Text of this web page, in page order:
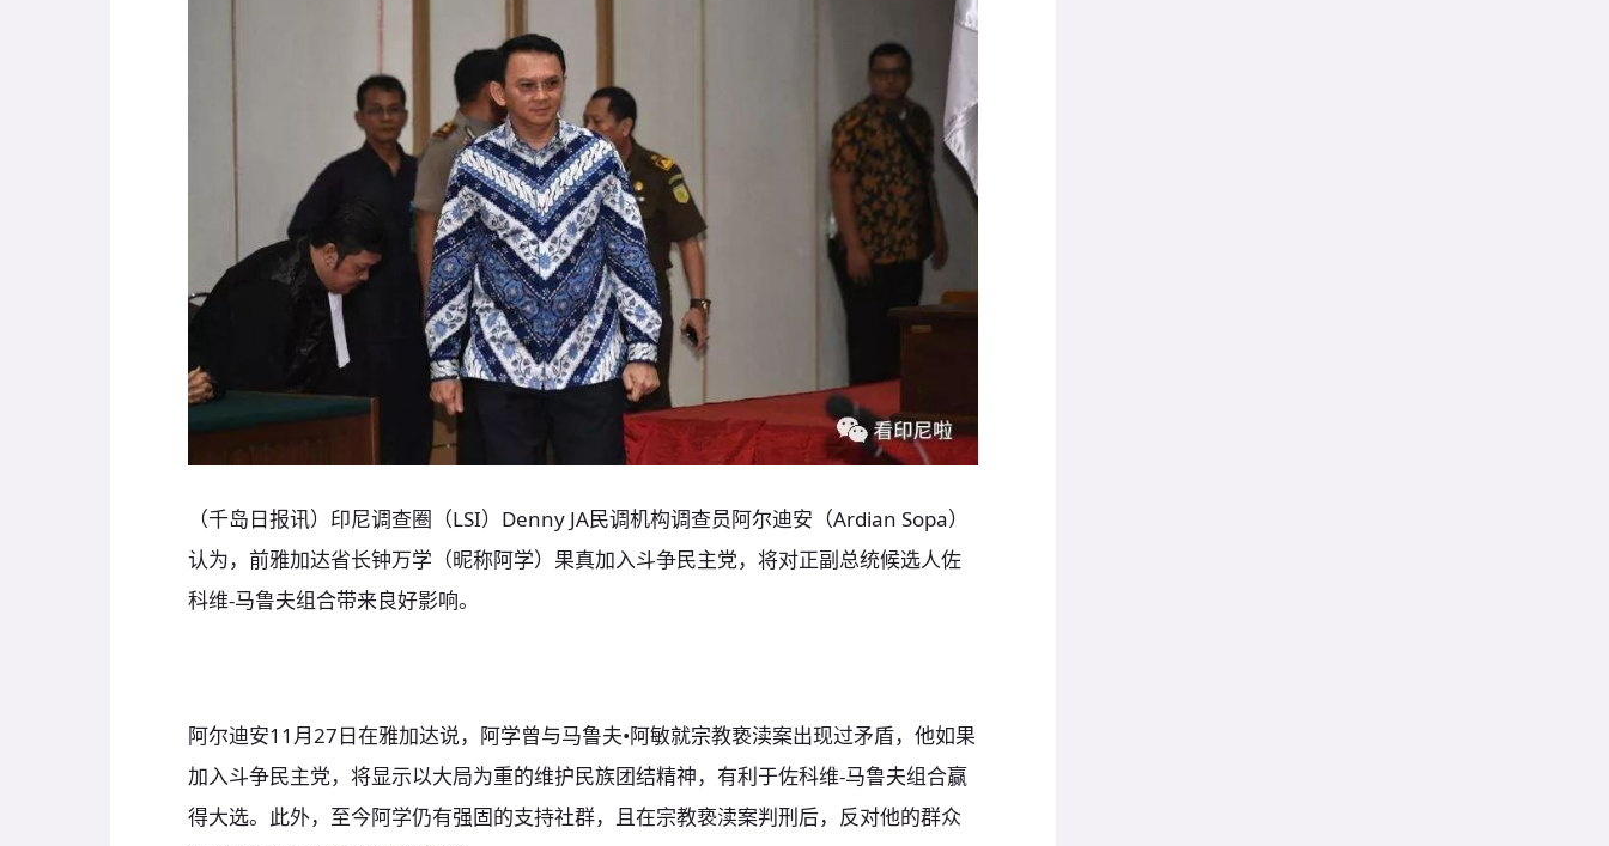
（千岛日报讯）印尼调查圈（LSI）Denny JA民调机构调查员阿尔迪安（Ardian Sopa）
认为，前雅加达省长钟万学（昵称阿学）果真加入斗争民主党，将对正副总统候选人佐
科维-马鲁夫组合带来良好影响。
阿尔迪安11月27日在雅加达说，阿学曾与马鲁夫•阿敏就宗教亵渎案出现过矛盾，他如果
加入斗争民主党，将显示以大局为重的维护民族团结精神，有利于佐科维-马鲁夫组合赢
得大选。此外，至今阿学仍有强固的支持社群，且在宗教亵渎案判刑后，反对他的群众